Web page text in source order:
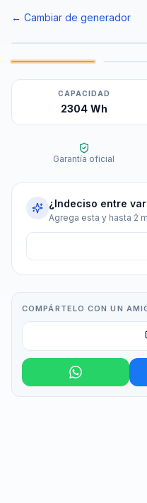
← Cambiar de generador
CAPACIDAD
2304 Wh
Garantía oficial
¿Indeciso entre
Agrega esta y hasta 2
COMPÁRTELO CON UN